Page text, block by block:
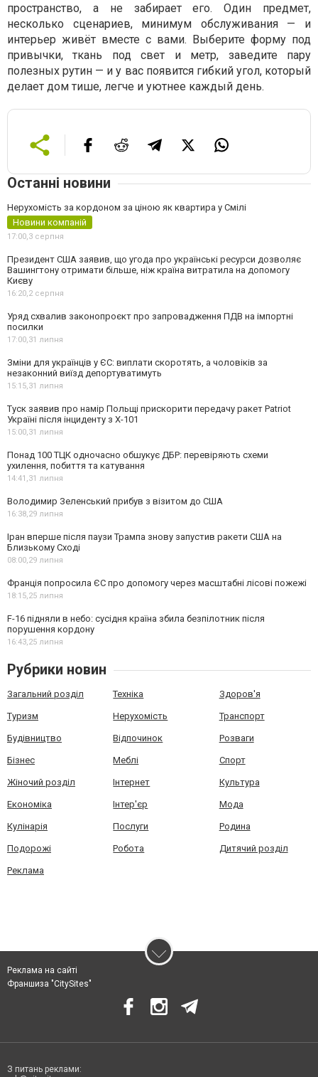
пространство, а не забирает его. Один предмет,
несколько сценариев, минимум обслуживания — и
интерьер живёт вместе с вами. Выберите форму под
привычки, ткань под свет и метр, заведите пару
полезных рутин — и у вас появится гибкий угол, который
делает дом тише, легче и уютнее каждый день.
Останні новини
Нерухомість за кордоном за ціною як квартира у Смілі
Новини компаній
17:00,3 серпня
Президент США заявив, що угода про українські ресурси дозволяє
Вашингтону отримати більше, ніж країна витратила на допомогу
Києву
16:20,2 серпня
Уряд схвалив законопроєкт про запровадження ПДВ на імпортні
посилки
17:00,31 липня
Зміни для українців у ЄС: виплати скоротять, а чоловіків за
незаконний виїзд депортуватимуть
15:15,31 липня
Туск заявив про намір Польщі прискорити передачу ракет Patriot
Україні після інциденту з Х-101
15:00,31 липня
Понад 100 ТЦК одночасно обшукує ДБР: перевіряють схеми
ухилення, побиття та катування
14:41,31 липня
Володимир Зеленський прибув з візитом до США
16:38,29 липня
Іран вперше після паузи Трампа знову запустив ракети США на
Близькому Сході
08:00,29 липня
Франція попросила ЄС про допомогу через масштабні лісові пожежі
18:15,25 липня
F-16 підняли в небо: сусідня країна збила безпілотник після
порушення кордону
16:43,25 липня
Рубрики новин
Загальний розділ Техніка Здоров'я
Туризм Нерухомість Транспорт
Будівництво Відпочинок Розваги
Бізнес Меблі Спорт
Жіночий розділ Інтернет Культура
Економіка Інтер'єр Мода
Кулінарія Послуги Родина
Подорожі Робота Дитячий розділ
Реклама
Реклама на сайті
Франшиза "CitySites"
З питань реклами: